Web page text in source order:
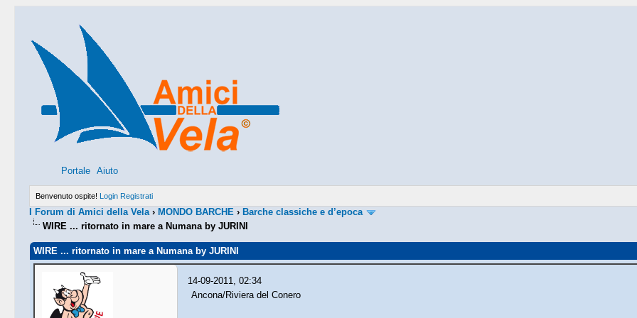
Portale Aiuto
Benvenuto ospite! Login Registrati
I Forum di Amici della Vela› MONDO BARCHE › Barche classiche e d’epoca
WIRE ... ritornato in mare a Numana by JURINI
WIRE ... ritornato in mare a Numana by JURINI
14-09-2011, 02:34
Ancona/Riviera del Conero